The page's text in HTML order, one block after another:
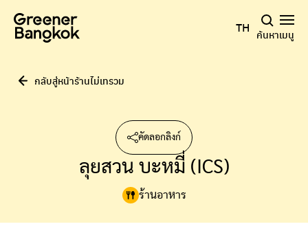
TH ค้นหาเมนู
กลับสู่หน้าร้านไม่เทรวม
ลุยสวน บะหมี่ (ICS)
ร้านอาหาร
คัดลอกลิงก์